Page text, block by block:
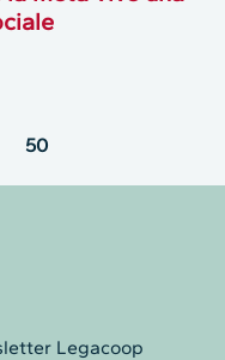
50
Legacoop